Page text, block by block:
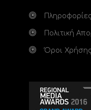
Πολιτική
Όροι Χρήσης